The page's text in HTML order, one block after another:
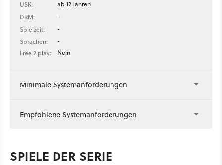
USK:
ab 12 Jahren
DRM:
-
Spielzeit:
-
Sprachen:
-
Free 2 play:
Nein
Minimale Systemanforderungen
Empfohlene Systemanforderungen
SPIELE DER SERIE